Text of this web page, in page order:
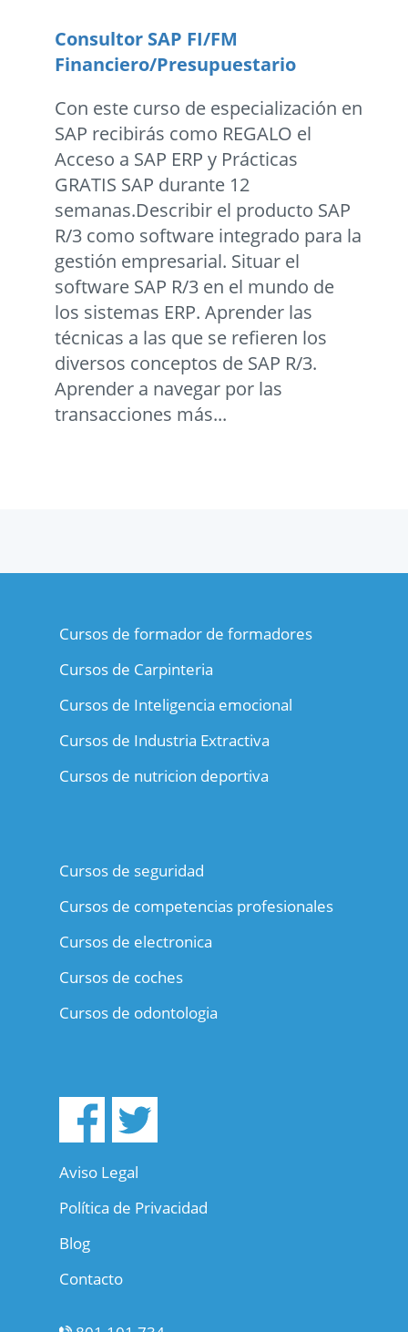
Consultor SAP FI/FM
Financiero/Presupuestario
Con este curso de especialización en
SAP recibirás como REGALO el
Acceso a SAP ERP y Prácticas
GRATIS SAP durante 12
semanas.Describir el producto SAP
R/3 como software integrado para la
gestión empresarial. Situar el
software SAP R/3 en el mundo de
los sistemas ERP. Aprender las
técnicas a las que se refieren los
diversos conceptos de SAP R/3.
Aprender a navegar por las
transacciones más...
Cursos de formador de formadores
Cursos de Carpinteria
Cursos de Inteligencia emocional
Cursos de Industria Extractiva
Cursos de nutricion deportiva
Cursos de seguridad
Cursos de competencias profesionales
Cursos de electronica
Cursos de coches
Cursos de odontologia
Aviso Legal
Política de Privacidad
Blog
Contacto